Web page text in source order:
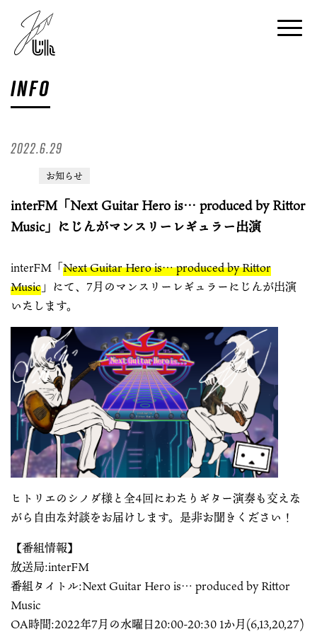
INFO
2022.6.29
お知らせ
interFM「Next Guitar Hero is… produced by Rittor
Music」にじんがマンスリーレギュラー出演
interFM「Next Guitar Hero is… produced by Rittor
Music 」にて、7月のマンスリーレギュラーにじんが出演
いたします。
ヒトリエのシノダ様と全4回にわたりギター演奏も交えな
がら自由な対談をお届けします。是非お聞きください！
【番組情報】
放送局:interFM
番組タイトル:Next Guitar Hero is… produced by Rittor
Music
OA時間:2022年7月の水曜日20:00-20:30 1か月(6,13,20,27)